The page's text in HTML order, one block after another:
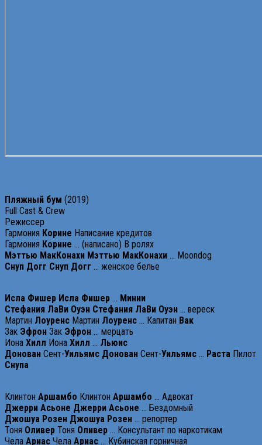
Пляжный бум (2019)
Full Cast & Crew
Режиссер
Гармония Корине Написание кредитов
Гармония Корине … (написано) В ролях
Мэттью МакКонахи Мэттью МакКонахи … Moondog
Снуп Догг Снуп Догг … женское белье
Исла Фишер Исла Фишер … Минни
Стефания ЛаВи Оуэн Стефания ЛаВи Оуэн … вереск
Мартин Лоуренс Мартин Лоуренс … Капитан Вак
Зак Эфрон Зак Эфрон … мерцать
Иона Хилл Иона Хилл … Льюис
Донован Сент-Уильямс Донован Сент-Уильямс … Раста Пилот
Снупа
Клинтон Аршамбо Клинтон Аршамбо … Адвокат
Джерри Асьоне Джерри Асьоне … Бездомный
Джошуа Розен Джошуа Розен … репортер
Тоня Оливер Тоня Оливер … Консультант по наркотикам
Чела Ариас Чела Ариас … Кубинская горничная